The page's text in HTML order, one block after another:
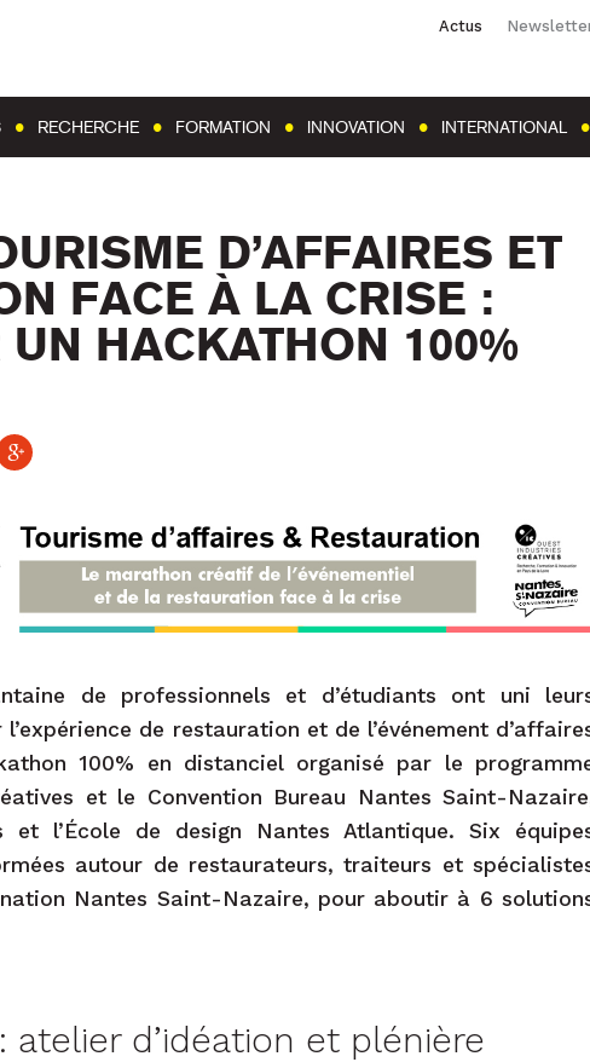
Actus
RECHERCHE FORMATION INNOVATION INTERNATIONAL
D’AFFAIRES ET
FACE À LA CRISE :
UN HACKATHON 100%
de professionnels et d’étudiants ont uni
de restauration et de l’événement
100% en distanciel organisé par le
et le Convention Bureau Nantes Saint-
et l’École de design Nantes Atlantique. Six
autour de restaurateurs, traiteurs et
Nantes Saint-Nazaire, pour aboutir à 6
: atelier d’idéation et plénière